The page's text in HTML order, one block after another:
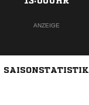
ANZEIGE
SAISONSTATISTIK